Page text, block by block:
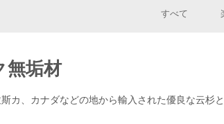
すべて
無垢材
、カナダなどの地から輸入された優良な云杉